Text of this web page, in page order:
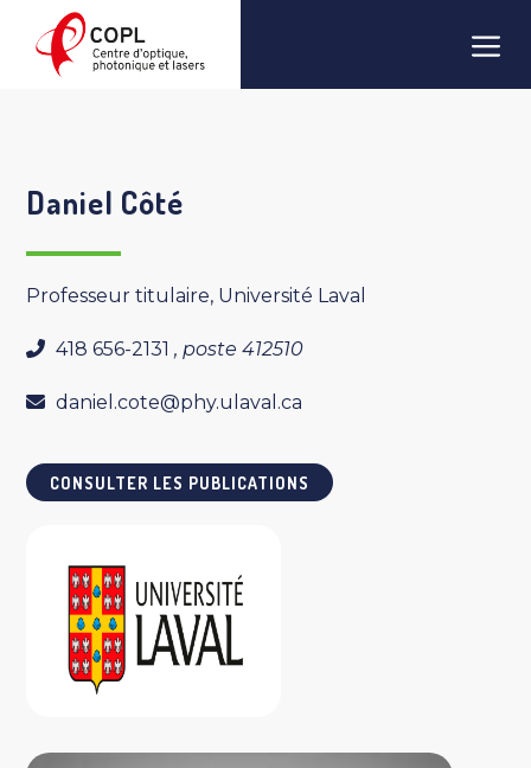
contenu
Daniel Côté
Professeur titulaire, Université Laval
418 656-2131, poste 412510
daniel.cote@phy.ulaval.ca
CONSULTER LES PUBLICATIONS